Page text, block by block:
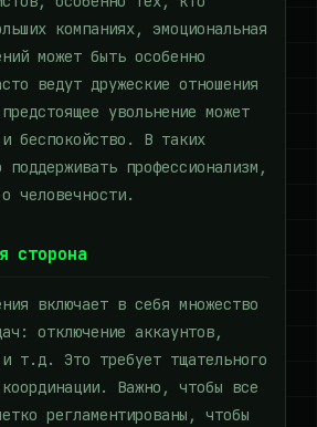
компаниях, эмоциональная
может быть особенно
ведут дружеские отношения
увольнение может
беспокойство. В таких
поддерживать профессионализм,
человечности.
сторона
включает в себя множество
отключение аккаунтов,
т.д. Это требует тщательного
Важно, чтобы все
регламентированы, чтобы